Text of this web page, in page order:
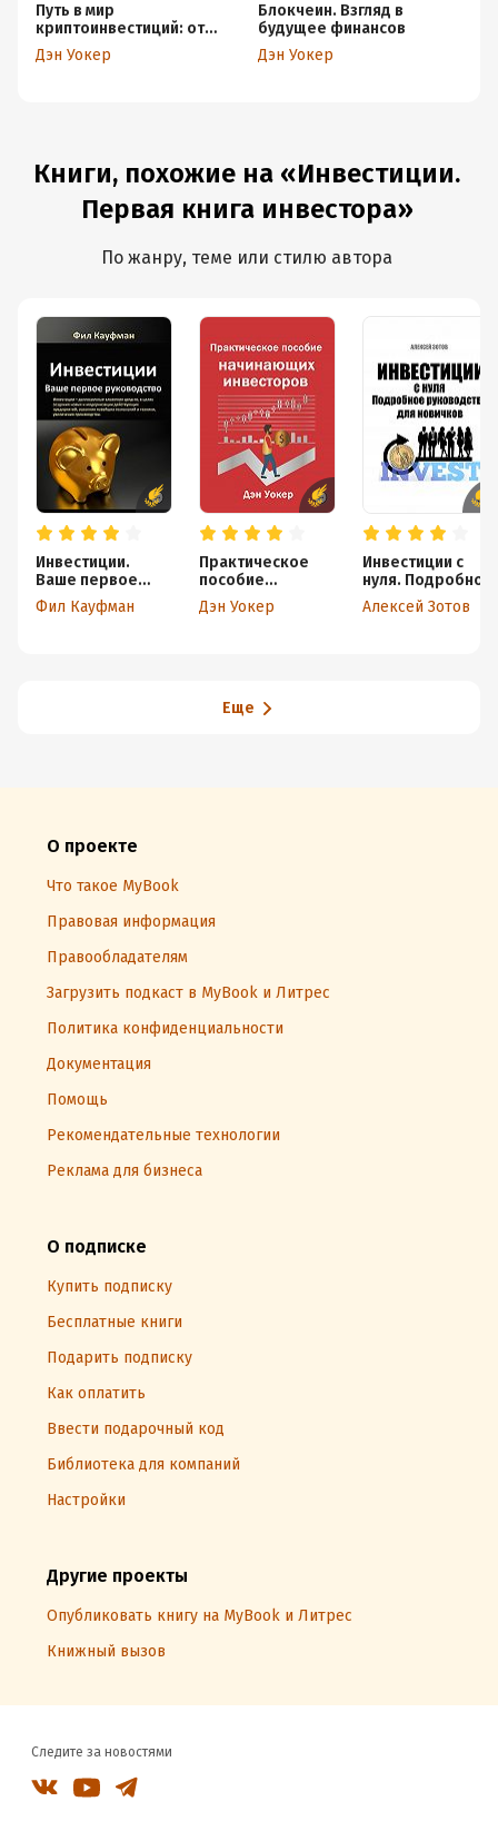
Путь в мир
криптоинвестиций: от
начинающего трейдера
к опытному инвестору
Дэн Уокер
Блокчеин. Взгляд в
будущее финансов
Дэн Уокер
Книги, похожие на «Инвестиции.
Первая книга инвестора»
По жанру, теме или стилю автора
Инвестиции.
Ваше первое
руководство
Фил Кауфман
Практическое
пособие
начинающих
инвесторов
Дэн Уокер
Инвестиции с
нуля. Подробное
руководство для
новичков
Алексей Зотов
Еще
О проекте
Что такое MyBook
Правовая информация
Правообладателям
Загрузить подкаст в MyBook и Литрес
Политика конфиденциальности
Документация
Помощь
Рекомендательные технологии
Реклама для бизнеса
О подписке
Купить подписку
Бесплатные книги
Подарить подписку
Как оплатить
Ввести подарочный код
Библиотека для компаний
Настройки
Другие проекты
Опубликовать книгу на MyBook и Литрес
Книжный вызов
Следите за новостями